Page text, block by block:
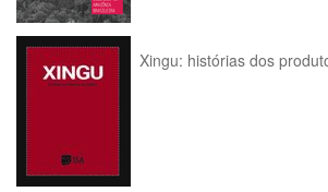
Xingu: histórias dos